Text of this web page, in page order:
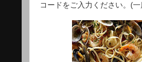
コードをご入力ください。(